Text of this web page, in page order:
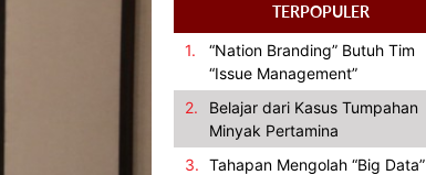
TERPOPULER
1.
“Nation Branding” Butuh Tim
“Issue Management”
2.
Belajar dari Kasus Tumpahan
Minyak Pertamina
3. Tahapan Mengolah “Big Data”